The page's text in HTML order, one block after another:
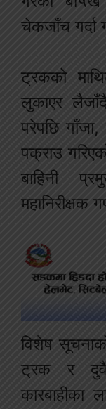
चेकजाँच गर्दा
ट्रकको
लुकाएर
परेपछि
पक्राउ
बाहिनी
महानिरीक्षक
विशेष
ट्रक र दुवै
कारबाहीका